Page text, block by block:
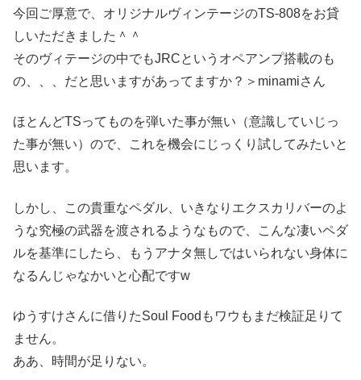
今回ご厚意で、オリジナルヴィンテージのTS-808をお貸
しいただきました＾＾
そのヴィテージの中でもJRCというオペアンプ搭載のも
の、、、だと思いますがあってますか？＞minamiさん
ほとんどTSってものを弾いた事が無い（意識していじっ
た事が無い）ので、これを機会にじっくり試してみたいと
思います。
しかし、この貴重なペダル、いきなりエクスカリバーのよ
うな究極の武器を渡されるようなもので、こんな凄いペダ
ルを基準にしたら、もうアナタ無しではいられない身体に
なるんじゃなかいと心配ですw
ゆうすけさんに借りたSoul Foodもワウもまだ検証足りて
ません。
ああ、時間が足りない。